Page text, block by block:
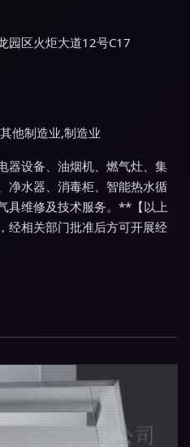
园区火炬大道12号C17
他制造业,制造业
器设备、油烟机、燃气灶、集
净水器、消毒柜、智能热水循
具维修及技术服务。**【以上
经相关部门批准后方可开展经